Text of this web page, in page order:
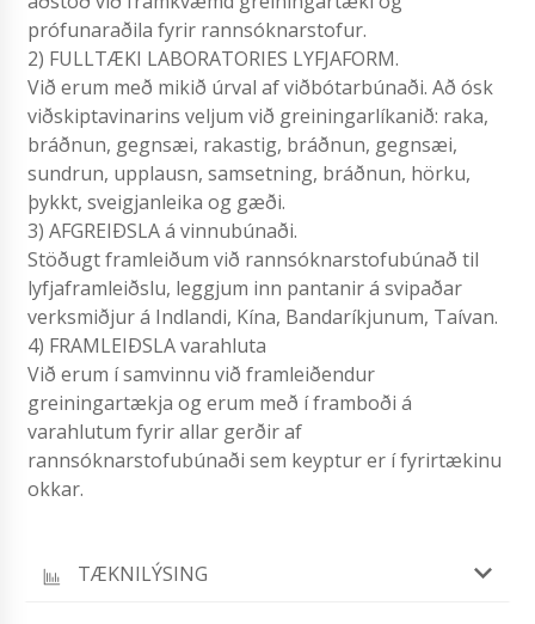
prófunaraðila fyrir rannsóknarstofur.
2) FULLTÆKI LABORATORIES LYFJAFORM.
Við erum með mikið úrval af viðbótarbúnaði. Að ósk
viðskiptavinarins veljum við greiningarlíkanið: raka,
bráðnun, gegnsæi, rakastig, bráðnun, gegnsæi,
sundrun, upplausn, samsetning, bráðnun, hörku,
þykkt, sveigjanleika og gæði.
3) AFGREIÐSLA á vinnubúnaði.
Stöðugt framleiðum við rannsóknarstofubúnað til
lyfjaframleiðslu, leggjum inn pantanir á svipaðar
verksmiðjur á Indlandi, Kína, Bandaríkjunum, Taívan.
4) FRAMLEIÐSLA varahluta
Við erum í samvinnu við framleiðendur
greiningartækja og erum með í framboði á
varahlutum fyrir allar gerðir af
rannsóknarstofubúnaði sem keyptur er í fyrirtækinu
okkar.
TÆKNILÝSING